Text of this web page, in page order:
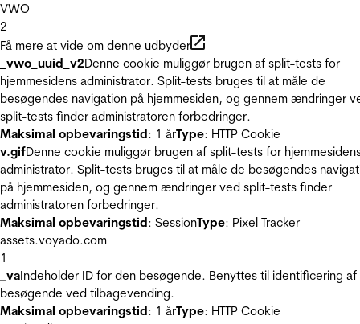
VWO
2
Få mere at vide om denne udbyder
_vwo_uuid_v2Denne cookie muliggør brugen af split-tests for
hjemmesidens administrator. Split-tests bruges til at måle de
besøgendes navigation på hjemmesiden, og gennem ændringer
split-tests finder administratoren forbedringer.
Maksimal opbevaringstid: 1 årType: HTTP Cookie
v.gifDenne cookie muliggør brugen af split-tests for
administrator. Split-tests bruges til at måle de besøgendes
på hjemmesiden, og gennem ændringer ved split-tests finder
administratoren forbedringer.
Maksimal opbevaringstid: SessionType: Pixel Tracker
assets.voyado.com
1
_vaIndeholder ID for den besøgende. Benyttes til identificering af
besøgende ved tilbagevending.
Maksimal opbevaringstid: 1 årType: HTTP Cookie